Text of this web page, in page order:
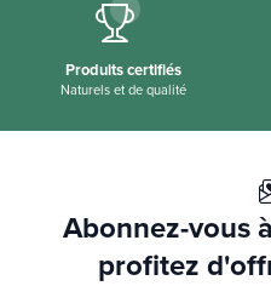
Produits certifiés
Naturels et de qualité
Abonnez-vous
profitez